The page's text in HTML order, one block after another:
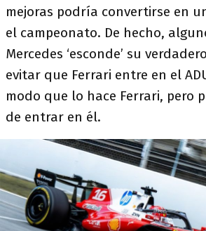
mejoras podría convertirse en
el campeonato. De hecho,
Mercedes ‘esconde’ su
evitar que Ferrari entre en el
modo que lo hace Ferrari, pero
de entrar en él.